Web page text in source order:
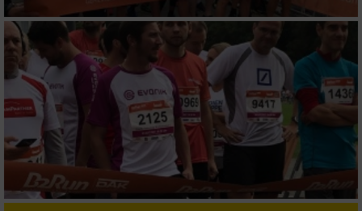
Verwendung von Profilen zur Auswahl
personalisierter Werbung
Erstellung von Profilen zur Personalisierung
von Inhalten
Verwendung von Profilen zur Auswahl
personalisierter Inhalte
Messung der Werbeleistung